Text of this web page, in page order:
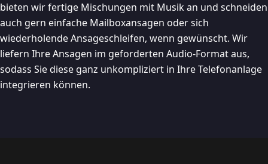
bieten wir fertige Mischungen mit Musik an und schneiden
auch gern einfache Mailboxansagen oder sich
wiederholende Ansageschleifen, wenn gewünscht. Wir
liefern Ihre Ansagen im geforderten Audio-Format aus,
sodass Sie diese ganz unkompliziert in Ihre Telefonanlage
integrieren können.